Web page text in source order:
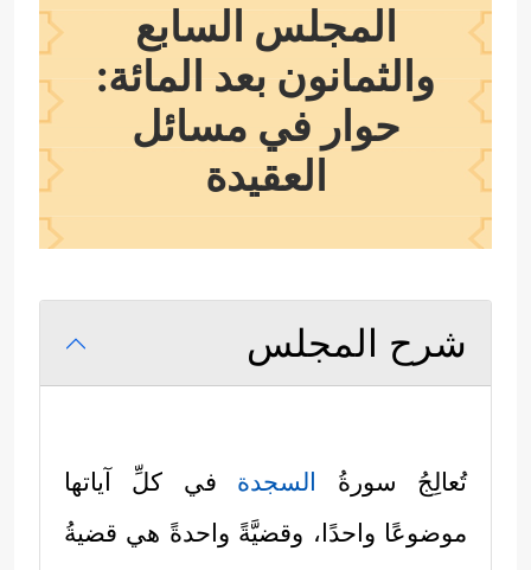
المجلس السابع
والثمانون بعد المائة:
حوار في مسائل
العقيدة
شرح المجلس
تُعالِجُ سورةُ السجدة في كلِّ آياتها
موضوعًا واحدًا، وقضيَّةً واحدةً هي قضيةُ